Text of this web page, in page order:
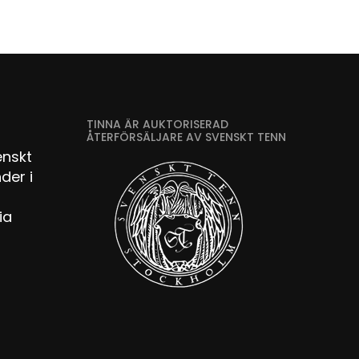
i
TINNA ÄR AUKTORISERAD
ÅTERFÖRSÄLJARE AV SVENSKT TENN